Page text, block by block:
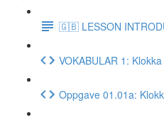
🇬🇧 LESSON
VOKABULAR 1:
Oppgave 01.01a: